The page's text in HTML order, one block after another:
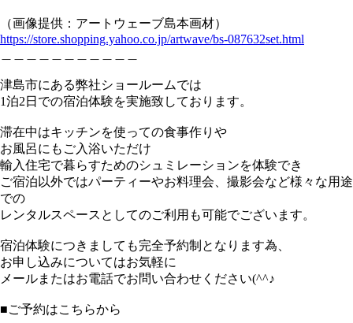
（画像提供：アートウェーブ島本画材）
https://store.shopping.yahoo.co.jp/artwave/bs-087632set.html
津島市にある弊社ショールームでは
1泊2日での宿泊体験を実施致しております。
滞在中はキッチンを使っての食事作りや
お風呂にもご入浴いただけ
輸入住宅で暮らすためのシュミレーションを体験でき
ご宿泊以外ではパーティーやお料理会、撮影会など様々な用途
での
レンタルスペースとしてのご利用も可能でございます。
宿泊体験につきましても完全予約制となります為、
お申し込みについてはお気軽に
メールまたはお電話でお問い合わせください(^^♪
■ご予約はこちらから